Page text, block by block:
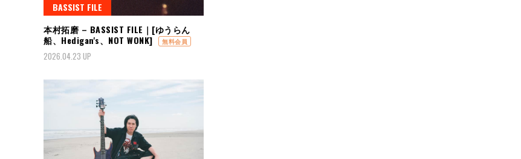
BASSIST FILE
本村拓磨 – BASSIST FILE｜[ゆうらん
船、Hedigan's、NOT WONK]
無料会員
2026.04.23 UP